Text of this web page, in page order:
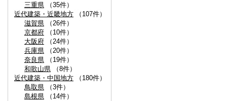
三重県 （35件）
近代建築・近畿地方 （107件）
滋賀県 （26件）
京都府 （10件）
大阪府 （24件）
兵庫県 （20件）
奈良県 （19件）
和歌山県 （8件）
近代建築・中国地方 （180件）
鳥取県 （3件）
島根県 （14件）